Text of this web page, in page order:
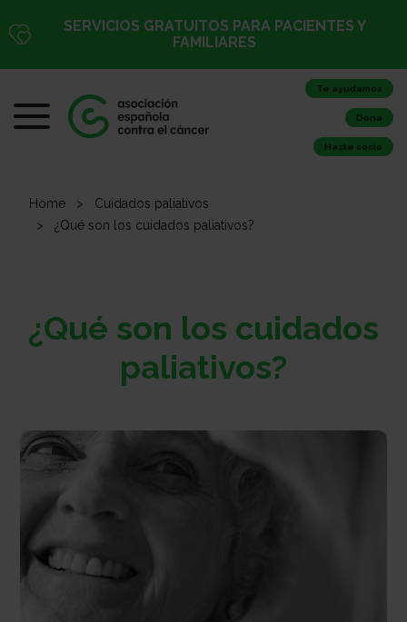
SERVICIOS GRATUITOS PARA PACIENTES Y
FAMILIARES
Te ayudamos
Dona
Hazte socio
Home
Cuidados paliativos
¿Qué son los cuidados paliativos?
¿Qué son los cuidados
paliativos?